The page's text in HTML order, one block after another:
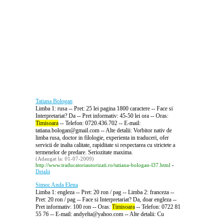
Tatiana Bologan
Limba 1: rusa -- Pret: 25 lei pagina 1800 caractere -- Face si
Interpretariat? Da -- Pret informativ: 45-50 lei ora -- Oras:
Timisoara-- Telefon: 0720.436.702 -- E-mail:
tatiana.bologan@gmail.com -- Alte detalii: Vorbitor nativ de
limba rusa, doctor in filologie, experienta in traduceri, ofer
servicii de inalta calitate, rapiditate si respectarea cu strictete a
termenelor de predare. Seriozitate maxima.
(Adaugat la: 01-07-2009)
http://www.traducatoriautorizati.ro/tatiana-bologan-l37.html-
Detalii
Simoc Anda Elena
Limba 1: engleza -- Pret: 20 ron / pag -- Limba 2: franceza --
Pret: 20 ron / pag -- Face si Interpretariat? Da, doar engleza --
Pret informativ: 100 ron -- Oras: Timisoara-- Telefon: 0722 81
55 76 -- E-mail: andyelta@yahoo.com -- Alte detalii: Cu